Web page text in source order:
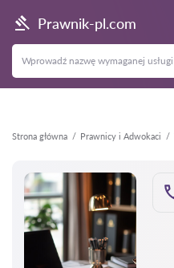
Prawnik-pl.com
Strona główna Prawnicy i Adwokaci
Wstecz